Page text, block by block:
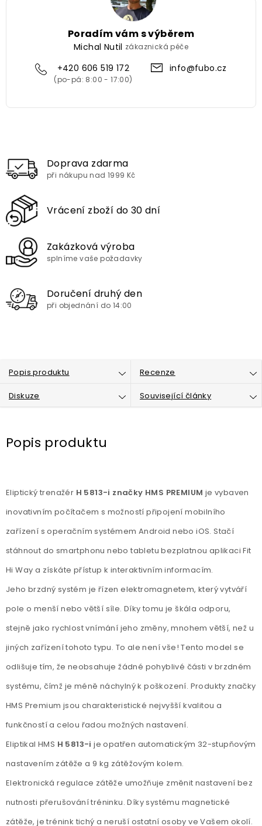
Poradím vám s výběrem
Michal Nutil zákaznická péče
+420 606 519 172 info@fubo.cz
Doprava zdarma
při nákupu nad 1999 Kč
Vrácení zboží do 30 dní
Zakázková výroba
splníme vaše požadavky
Doručení druhý den
při objednání do 14:00
Popis produktu Recenze
Diskuze Související články
Popis produktu
Eliptický trenažér H 5813-i značky HMS PREMIUM je vybaven
inovativním počítačem s možností připojení mobilního
zařízení s operačním systémem Android nebo iOS. Stačí
stáhnout do smartphonu nebo tabletu bezplatnou aplikaci Fit
Hi Way a získáte přístup k interaktivním informacím.
Jeho brzdný systém je řízen elektromagnetem, který vytváří
pole o menší nebo větší síle. Díky tomu je škála odporu,
stejně jako rychlost vnímání jeho změny, mnohem větší, než u
jiných zařízení tohoto typu. To ale není vše! Tento model se
odlišuje tím, že neobsahuje žádné pohyblivé části v brzdném
systému, čímž je méně náchylný k poškození. Produkty značky
HMS Premium jsou charakteristické nejvyšší kvalitou a
funkčností a celou řadou možných nastavení.
Eliptikal HMS H 5813-i je opatřen automatickým 32-stupňovým
nastavením zátěže a 9 kg zátěžovým kolem.
Elektronická regulace zátěže umožňuje změnit nastavení bez
nutnosti přerušování tréninku. Díky systému magnetické
zátěže, je trénink tichý a neruší ostatní osoby ve Vašem okolí.